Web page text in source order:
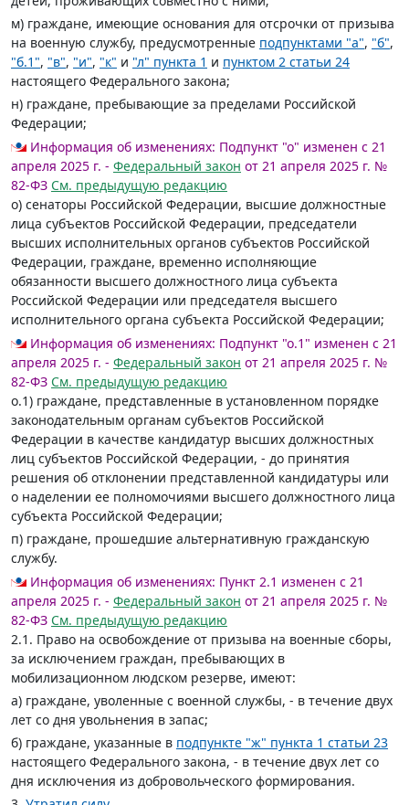
м) граждане, имеющие основания для отсрочки от призыва
на военную службу, предусмотренные подпунктами "а", "б",
"б.1", "в", "и", "к" и "л" пункта 1 и пунктом 2 статьи 24
настоящего Федерального закона;
н) граждане, пребывающие за пределами Российской
Федерации;
Информация об изменениях: Подпункт "о" изменен с 21
апреля 2025 г. - Федеральный закон от 21 апреля 2025 г. №
82-ФЗ См. предыдущую редакцию
о) сенаторы Российской Федерации, высшие должностные
лица субъектов Российской Федерации, председатели
высших исполнительных органов субъектов Российской
Федерации, граждане, временно исполняющие
обязанности высшего должностного лица субъекта
Российской Федерации или председателя высшего
исполнительного органа субъекта Российской Федерации;
Информация об изменениях: Подпункт "о.1" изменен с 21
апреля 2025 г. - Федеральный закон от 21 апреля 2025 г. №
82-ФЗ См. предыдущую редакцию
о.1) граждане, представленные в установленном порядке
законодательным органам субъектов Российской
Федерации в качестве кандидатур высших должностных
лиц субъектов Российской Федерации, - до принятия
решения об отклонении представленной кандидатуры или
о наделении ее полномочиями высшего должностного лица
субъекта Российской Федерации;
п) граждане, прошедшие альтернативную гражданскую
службу.
Информация об изменениях: Пункт 2.1 изменен с 21
апреля 2025 г. - Федеральный закон от 21 апреля 2025 г. №
82-ФЗ См. предыдущую редакцию
2.1. Право на освобождение от призыва на военные сборы,
за исключением граждан, пребывающих в
мобилизационном людском резерве, имеют:
а) граждане, уволенные с военной службы, - в течение двух
лет со дня увольнения в запас;
б) граждане, указанные в подпункте "ж" пункта 1 статьи 23
настоящего Федерального закона, - в течение двух лет со
дня исключения из добровольческого формирования.